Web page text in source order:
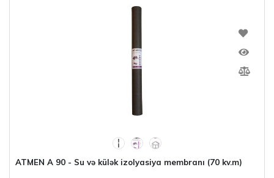
ATMEN A 90 - Su və külək izolyasiya membranı (70 kv.m)